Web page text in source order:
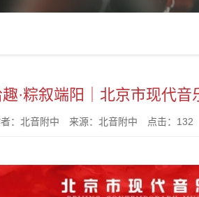
·粽叙端阳｜北京市现代
：北音附中 来源：北音附中 点击：132